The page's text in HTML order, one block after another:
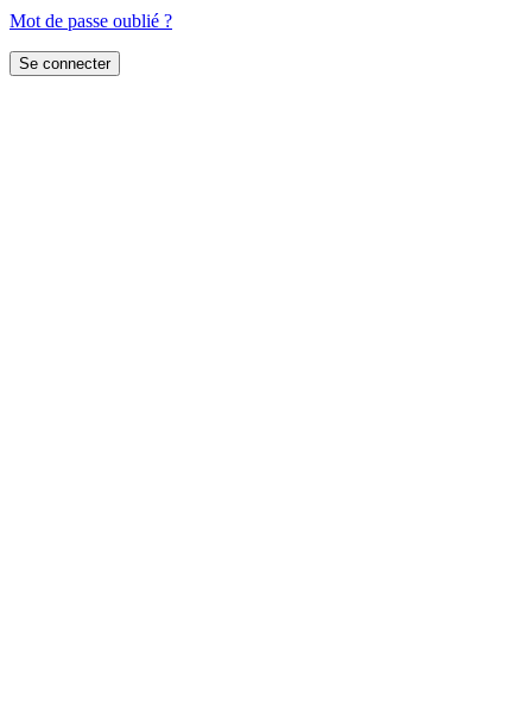
Mot de passe oublié ?